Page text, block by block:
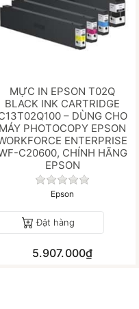
cho sản phẩm này.
MỰC IN EPSON T02Q
BLACK INK CARTRIDGE
– DÙNG CHO
MÁY PHOTOCOPY EPSON
ENTERPRISE
C20600, CHÍNH HÃNG
EPSON
Chưa có đánh
Epson
Đặt hàng
5.907.000₫